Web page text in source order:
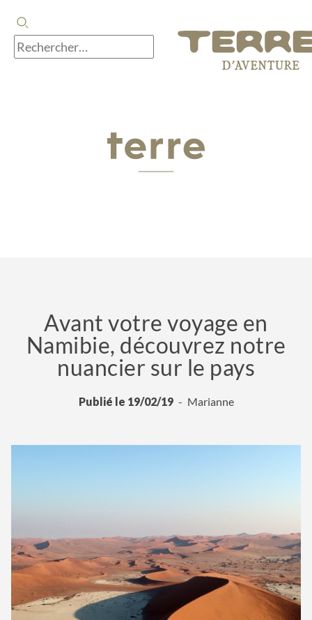
Avant votre voyage en
Namibie, découvrez notre
nuancier sur le pays
Publié le 19/02/19 Marianne